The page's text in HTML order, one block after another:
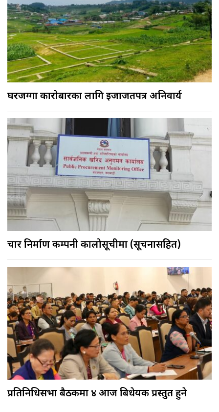
घरजग्गा कारोबारका लागि इजाजतपत्र अनिवार्य
चार निर्माण कम्पनी कालोसूचीमा (सूचनासहित)
प्रतिनिधिसभा बैठकमा ४ आज बिधेयक प्रस्तुत हुने